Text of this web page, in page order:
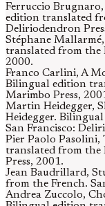
Ferruccio
edition translated
Deliriodendron
Stéphane
translated from the
2000.
Franco Carlini, A
Bilingual edition
Marimbo Press,
Martin Heidegger,
Heidegger.
San Francisco:
Pier Paolo Pasolini,
translated from the
Press, 2001.
Jean Baudrillard,
from the French.
Andrea Zuccolo,